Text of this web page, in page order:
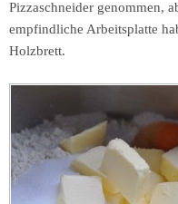
Pizzaschneider genommen,
empfindliche Arbeitsplatte
Holzbrett.